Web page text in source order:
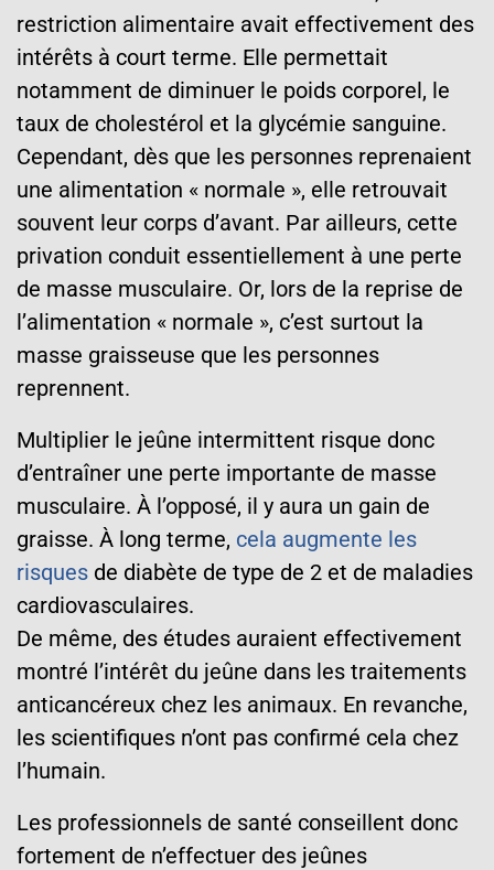
restriction alimentaire avait effectivement des
intérêts à court terme. Elle permettait
notamment de diminuer le poids corporel, le
taux de cholestérol et la glycémie sanguine.
Cependant, dès que les personnes reprenaient
une alimentation « normale », elle retrouvait
souvent leur corps d’avant. Par ailleurs, cette
privation conduit essentiellement à une perte
de masse musculaire. Or, lors de la reprise de
l’alimentation « normale », c’est surtout la
masse graisseuse que les personnes
reprennent.
Multiplier le jeûne intermittent risque donc
d’entraîner une perte importante de masse
musculaire. À l’opposé, il y aura un gain de
graisse. À long terme, cela augmente les
risques de diabète de type de 2 et de maladies
cardiovasculaires.
De même, des études auraient effectivement
montré l’intérêt du jeûne dans les traitements
anticancéreux chez les animaux. En revanche,
les scientifiques n’ont pas confirmé cela chez
l’humain.
Les professionnels de santé conseillent donc
fortement de n’effectuer des jeûnes